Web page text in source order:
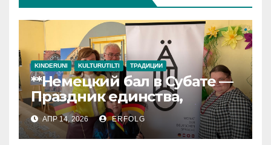
KINDERUNI KULTURUTILTI ТРАДИЦИИ
**Немецкий бал в Субате —
Праздник единства,
культуры и успеха!**
АПР 14, 2026 ERFOLG